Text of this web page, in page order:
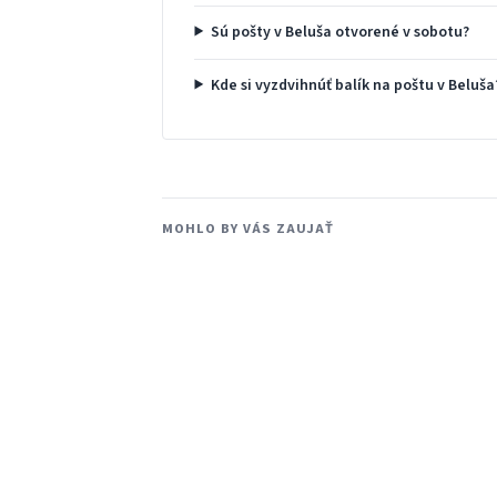
Sú pošty v Beluša otvorené v sobotu?
Kde si vyzdvihnúť balík na poštu v
MOHLO BY VÁS ZAUJAŤ